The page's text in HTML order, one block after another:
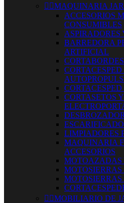
 MAQUINARIA
ACCESORIOS
CONSUMIBLES
ASPIRADORES
BARREDORA
ARTIFICIAL
CORTABORDES
CORTASETOS
LIMPIADORES
MAQUINARIA
ACCESORIOS
MOTOAZADAS
 MOBILIARIO DE